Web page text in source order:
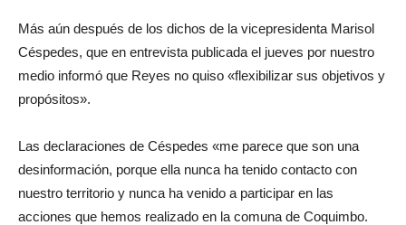
Más aún después de los dichos de la vicepresidenta Marisol
Céspedes, que en entrevista publicada el jueves por nuestro
medio informó que Reyes no quiso «flexibilizar sus objetivos y
propósitos».
Las declaraciones de Céspedes «me parece que son una
desinformación, porque ella nunca ha tenido contacto con
nuestro territorio y nunca ha venido a participar en las
acciones que hemos realizado en la comuna de Coquimbo.